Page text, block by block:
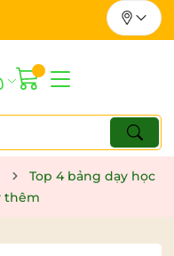
Top 4 bảng dạy học
thêm